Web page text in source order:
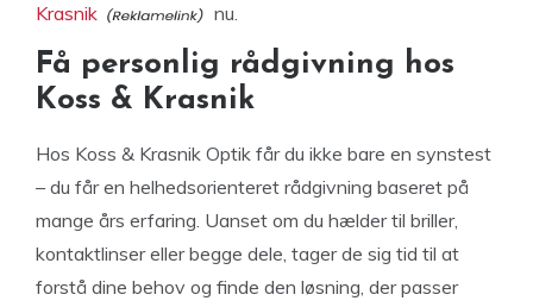
Krasnik
nu.
Få personlig rådgivning hos
Koss & Krasnik
Hos Koss & Krasnik Optik får du ikke bare en synstest
– du får en helhedsorienteret rådgivning baseret på
mange års erfaring. Uanset om du hælder til briller,
kontaktlinser eller begge dele, tager de sig tid til at
forstå dine behov og finde den løsning, der passer